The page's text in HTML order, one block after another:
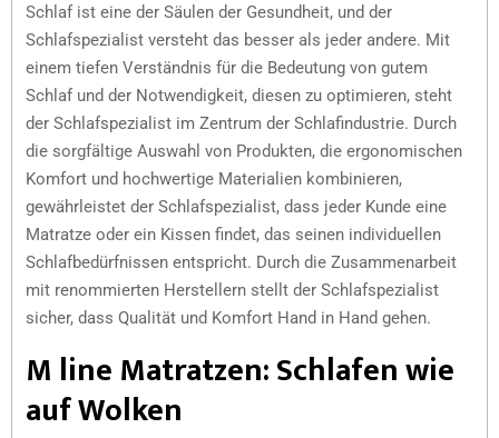
Schlaf ist eine der Säulen der Gesundheit, und der
Schlafspezialist versteht das besser als jeder andere. Mit
einem tiefen Verständnis für die Bedeutung von gutem
Schlaf und der Notwendigkeit, diesen zu optimieren, steht
der Schlafspezialist im Zentrum der Schlafindustrie. Durch
die sorgfältige Auswahl von Produkten, die ergonomischen
Komfort und hochwertige Materialien kombinieren,
gewährleistet der Schlafspezialist, dass jeder Kunde eine
Matratze oder ein Kissen findet, das seinen individuellen
Schlafbedürfnissen entspricht. Durch die Zusammenarbeit
mit renommierten Herstellern stellt der Schlafspezialist
sicher, dass Qualität und Komfort Hand in Hand gehen.
M line Matratzen: Schlafen wie
auf Wolken